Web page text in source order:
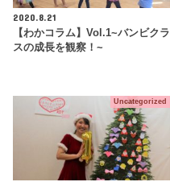
2020.8.21
【わかコラム】Vol.1~バンビクラ
スの成長を観察！~
Uncategorized